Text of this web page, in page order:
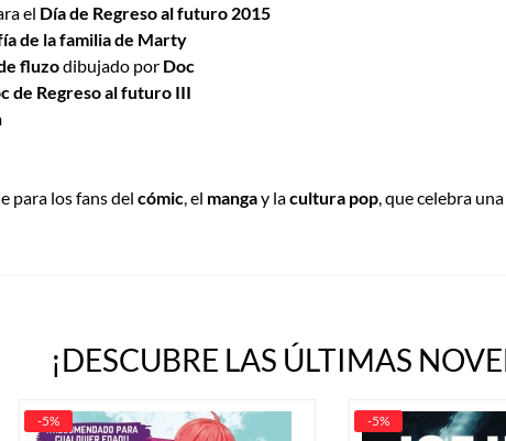
el Día de Regreso al futuro 2015
de la familia de Marty
fluzodibujado por Doc
de Regreso al futuro III
para los fans del cómic , el mangay lacultura pop , que celebra
¡DESCUBRE LAS ÚLTIMAS
-5%
-5%